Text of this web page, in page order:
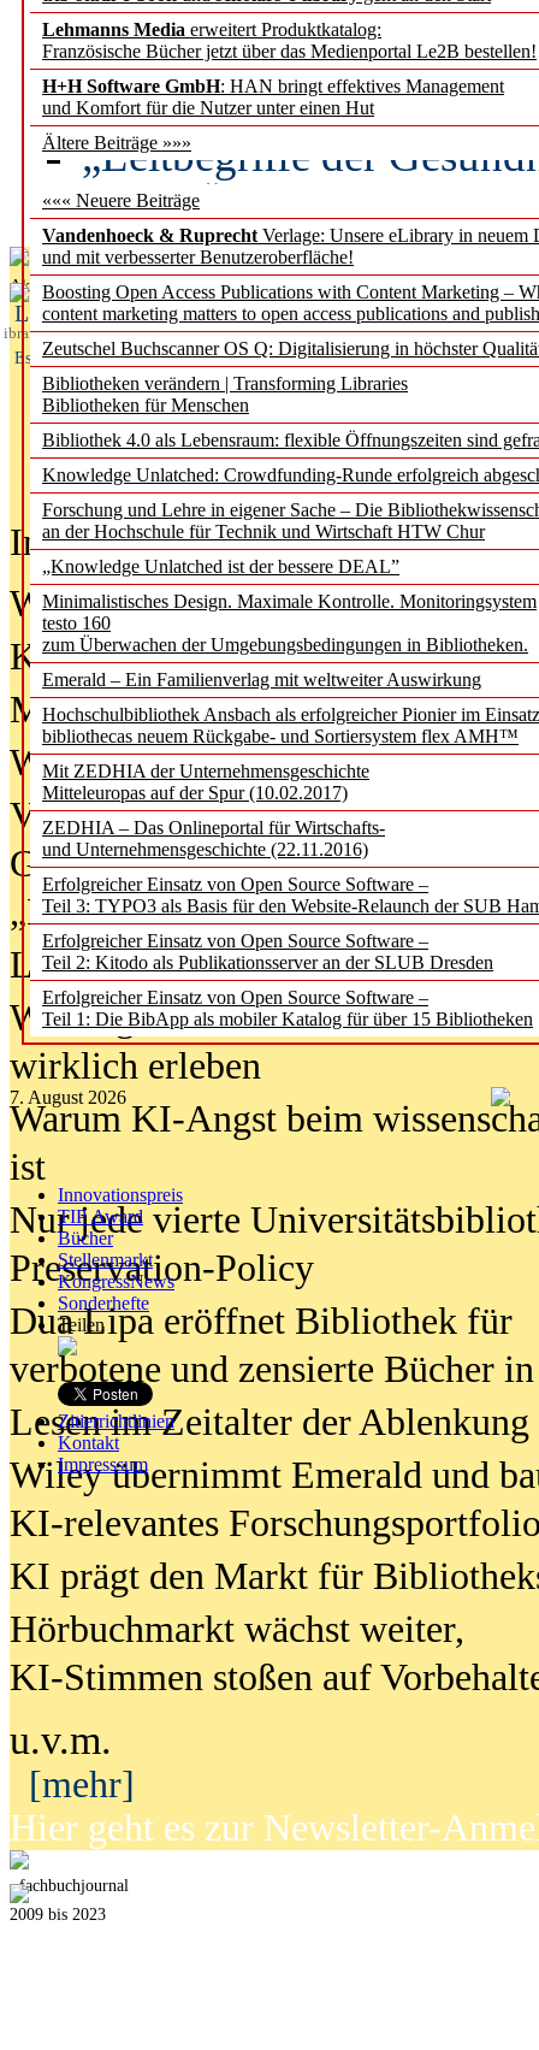
Lehmanns Media erweitert Produktkatalog:
Französische Bücher jetzt über das Medienportal Le2B bestellen!
H+H Software GmbH: HAN bringt effektives Management
und Komfort für die Nutzer unter einen Hut
Ältere Beiträge »»»
««« Neuere Beiträge
Vandenhoeck & Ruprecht Verlage: Unsere eLibrary in neuem
und mit verbesserter Benutzeroberfläche!
Boosting Open Access Publications with Content Marketing –
content marketing matters to open access publications and
Zeutschel Buchscanner OS Q: Digitalisierung in höchster
Bibliotheken verändern | Transforming Libraries
Bibliotheken für Menschen
Bibliothek 4.0 als Lebensraum: flexible Öffnungszeiten sind
Knowledge Unlatched: Crowdfunding-Runde erfolgreich
Forschung und Lehre in eigener Sache – Die
an der Hochschule für Technik und Wirtschaft HTW Chur
„Knowledge Unlatched ist der bessere DEAL”
Minimalistisches Design. Maximale Kontrolle. Monitoringsystem
testo 160
zum Überwachen der Umgebungsbedingungen in Bibliotheken.
Emerald – Ein Familienverlag mit weltweiter Auswirkung
Hochschulbibliothek Ansbach als erfolgreicher Pionier im
bibliothecas neuem Rückgabe- und Sortiersystem flex AMH™
Mit ZEDHIA der Unternehmensgeschichte
Mitteleuropas auf der Spur (10.02.2017)
ZEDHIA – Das Onlineportal für Wirtschafts-
und Unternehmensgeschichte (22.11.2016)
Erfolgreicher Einsatz von Open Source Software –
Teil 3: TYPO3 als Basis für den Website-Relaunch der SUB
Erfolgreicher Einsatz von Open Source Software –
Teil 2: Kitodo als Publikationsserver an der SLUB Dresden
Erfolgreicher Einsatz von Open Source Software –
Teil 1: Die BibApp als mobiler Katalog für über 15 Bibliotheken
7. August 2026
Innovationspreis
TIP Award
Bücher
Stellenmarkt
KongressNews
Sonderhefte
Teilen
Zitierrichtlinien
Kontakt
Impresssum
Künstliche Intelligenz
besser zu verstehen
„Leitbegriffe der
des BIÖG erscheinen
Aktuelles aus
L
ibrary
Essentials
In der Ausgabe06/2026(August
Was Hochschul­bibliotheken von
Kinder in der digitalen Welt
Metadaten als Infrastruktur
Wenn Bots katalogisieren
Von Abschlusskleidern bis
Geisterjagd-Ausrüstung in der
„Library of Things“ unterwegs
Lesen als Infrastrukturaufgabe
Wie Jugendliche Social Media
wirklich erleben
Warum KI-Angst beim
ist
Nur jede vierte
Preservation-Policy
Dua Lipa eröffnet Bibliothek für
verbotene und zensierte Bücher
Lesen im Zeitalter der Ablenkung
Wiley übernimmt Emerald und
KI-relevantes
KI prägt den Markt für
Hörbuchmarkt wächst weiter,
KI-Stimmen stoßen auf
u.v.m.
[mehr]
Hier geht es zur Newsletter-
fachbuchjournal
2009 bis 2023